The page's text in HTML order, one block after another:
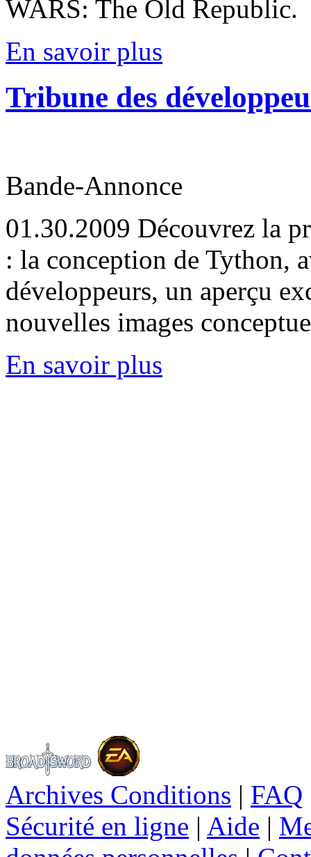
WARS: The Old Republic.
En savoir plus
Tribune des
Bande-Annonce
01.30.2009 Découvrez la
: la conception de Tython,
développeurs, un aperçu
nouvelles images
En savoir plus
Archives Conditions | FAQ
Sécurité en ligne | Aide |